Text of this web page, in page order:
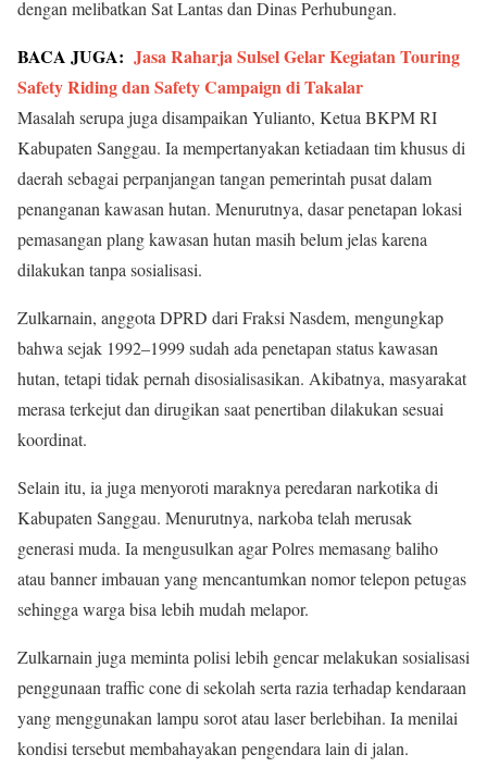
dengan melibatkan Sat Lantas dan Dinas Perhubungan.
BACA JUGA: Jasa Raharja Sulsel Gelar Kegiatan Touring
Safety Riding dan Safety Campaign di Takalar
Masalah serupa juga disampaikan Yulianto, Ketua BKPM RI
Kabupaten Sanggau. Ia mempertanyakan ketiadaan tim khusus di
daerah sebagai perpanjangan tangan pemerintah pusat dalam
penanganan kawasan hutan. Menurutnya, dasar penetapan lokasi
pemasangan plang kawasan hutan masih belum jelas karena
dilakukan tanpa sosialisasi.
Zulkarnain, anggota DPRD dari Fraksi Nasdem, mengungkap
bahwa sejak 1992–1999 sudah ada penetapan status kawasan
hutan, tetapi tidak pernah disosialisasikan. Akibatnya, masyarakat
merasa terkejut dan dirugikan saat penertiban dilakukan sesuai
koordinat.
Selain itu, ia juga menyoroti maraknya peredaran narkotika di
Kabupaten Sanggau. Menurutnya, narkoba telah merusak
generasi muda. Ia mengusulkan agar Polres memasang baliho
atau banner imbauan yang mencantumkan nomor telepon petugas
sehingga warga bisa lebih mudah melapor.
Zulkarnain juga meminta polisi lebih gencar melakukan sosialisasi
penggunaan traffic cone di sekolah serta razia terhadap kendaraan
yang menggunakan lampu sorot atau laser berlebihan. Ia menilai
kondisi tersebut membahayakan pengendara lain di jalan.